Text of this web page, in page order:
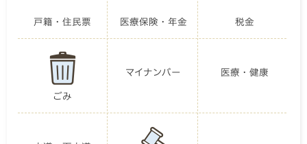
戸籍・住民票 医療保険・年金 税金
ごみ
マイナンバー 医療・健康